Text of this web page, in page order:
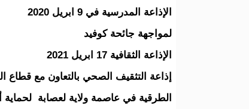
الإذاعة المدرسية في 9 ابريل 2020
لمواجهة جائحة كوفيد
الإذاعة الثقافية 17 ابريل 2021
الطرقية في عاصمة ولاية لعصابة لحماية